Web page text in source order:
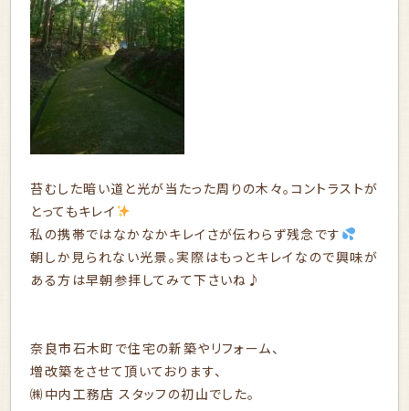
苔むした暗い道と光が当たった周りの木々。コントラストが
とってもキレイ
私の携帯ではなかなかキレイさが伝わらず残念です
朝しか見られない光景。実際はもっとキレイなので興味が
ある方は早朝参拝してみて下さいね♪
奈良市石木町で住宅の新築やリフォーム、
増改築をさせて頂いております、
㈱中内工務店 スタッフの初山でした。